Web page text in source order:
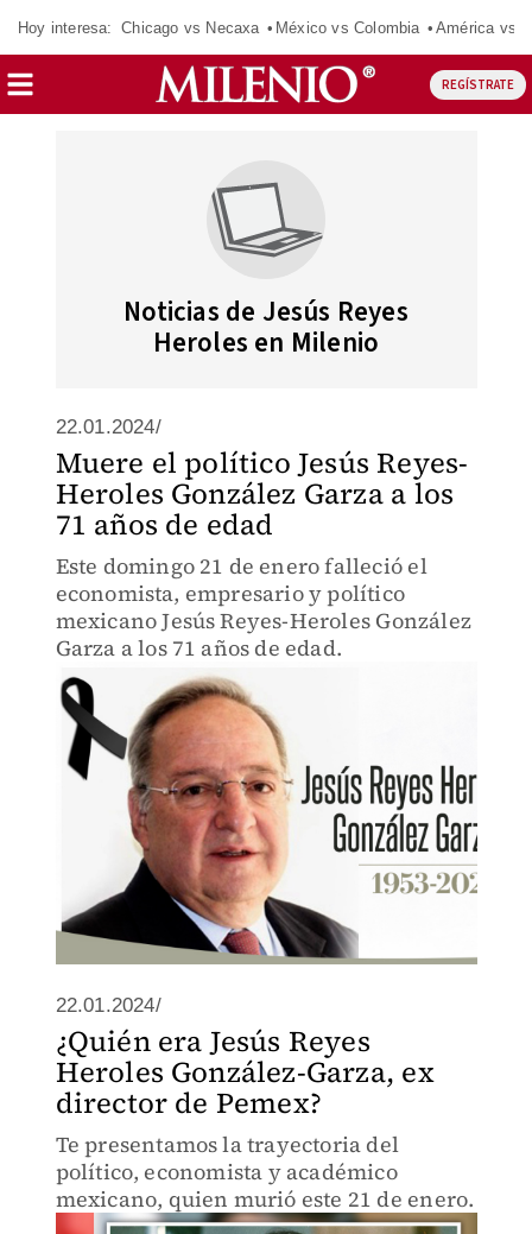
Hoy interesa: Chicago vs Necaxa México vs Colombia América vs
REGÍSTRATE
Noticias de Jesús Reyes
Heroles en Milenio
22.01.2024/
Muere el político Jesús Reyes-
Heroles González Garza a los
71 años de edad
Este domingo 21 de enero falleció el
economista, empresario y político
mexicano Jesús Reyes-Heroles González
Garza a los 71 años de edad.
22.01.2024/
¿Quién era Jesús Reyes
Heroles González-Garza, ex
director de Pemex?
Te presentamos la trayectoria del
político, economista y académico
mexicano, quien murió este 21 de enero.